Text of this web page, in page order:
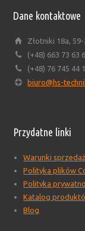
Dane kontaktowe
Złotniki 18a,
(+48) 663 73 63
(+48) 76 745 44
biuro@hs-
Przydatne linki
Warunki
Polityka plików
Polityka
Katalog
Blog